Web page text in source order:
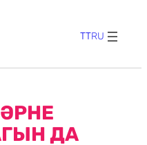
TTRU
ДА